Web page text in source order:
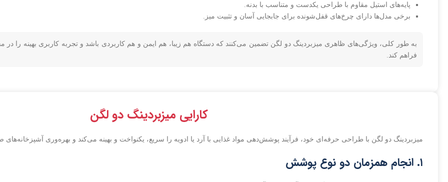
پایه‌های استیل مقاوم با طراحی یکدست و متناسب با بدنه.
برخی مدل‌ها دارای چرخ‌های قفل‌شونده برای جابجایی آسان و تثبیت میز.
به طور کلی، ویژگی‌های ظاهری میزبردینگ دو لگن تضمین می‌کنند که دستگاه هم زیبا، هم ایمن و هم کاربردی باشد و تجربه کاربری بهینه را
فراهم کند.
کارایی میزبردینگ دو لگن
میزبردینگ دو لگن با طراحی حرفه‌ای خود، فرآیند پوشش‌دهی مواد غذایی با آرد یا ادویه را سریع، یکنواخت و بهینه می‌کند و بهره‌وری
۱. انجام همزمان دو نوع پوشش